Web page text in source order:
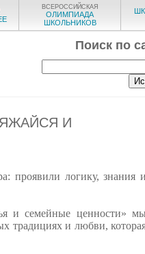
ВСЕРОССИЙСКАЯ
ОЛИМПИАДА
ШКОЛЬНИКОВ
Поиск по
И
проявили логику, знания и
и семейные ценности» мы
традициях и любви,